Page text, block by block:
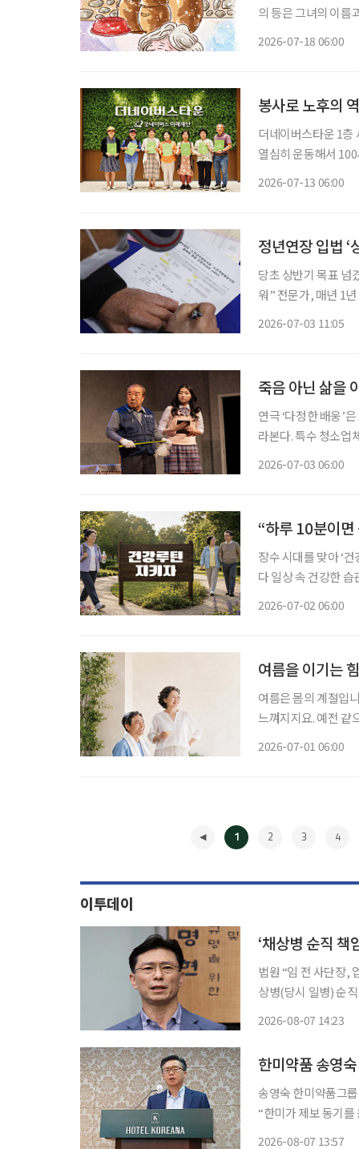
의 등은 그녀의 이름
2026-07-18 06:00
봉사로 노후의
더네이버스타운 1층
열심히 운동해서
2026-07-13 06:00
정년연장 입법 ‘
당초 상반기 목표 넘
워” 전문가, 매년 1년 연장 등
2026-07-03 11:05
죽음 아닌 삶을
연극 ‘다정한 배웅’
라본다. 특수 청소업
2026-07-03 06:00
“하루 10분이면
장수 시대를 맞아 ‘
다 일상 속 건강한
2026-07-02 06:00
여름을 이기는
여름은 몸의 계절입
느껴지지요. 예전 같
2026-07-01 06:00
1 2 3 4
이투데이
‘채상병 순직 책
법원 “임 전 사단장,
상병(당시 일병) 순
2026-08-07 14:23
한미약품 송영
송영숙 한미약품그
“한미가 제보 동기
2026-08-07 13:57